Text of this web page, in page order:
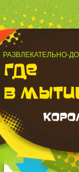
РАЗВЛЕКАТЕЛЬНО-